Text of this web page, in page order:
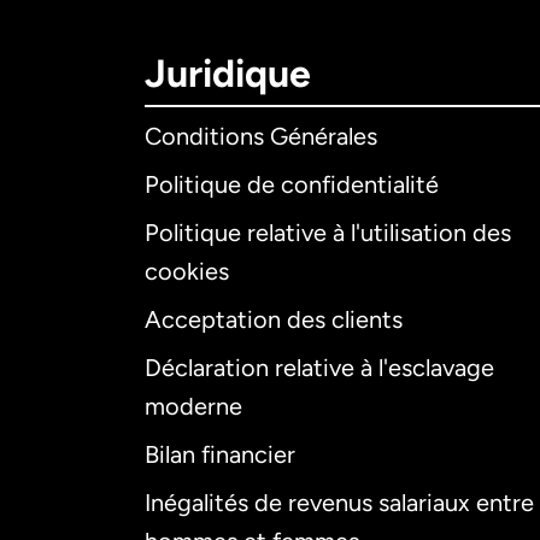
Juridique
Conditions Générales
Politique de confidentialité
Politique relative à l'utilisation des
cookies
Acceptation des clients
Déclaration relative à l'esclavage
moderne
Bilan financier
Inégalités de revenus salariaux entre